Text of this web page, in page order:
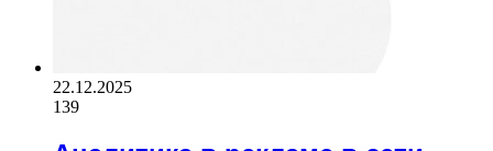
22.12.2025
139